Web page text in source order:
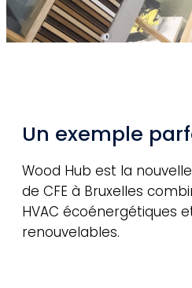
Un exemple
Wood Hub est la
de CFE à Bruxelles
HVAC écoénergétiques
renouvelables.